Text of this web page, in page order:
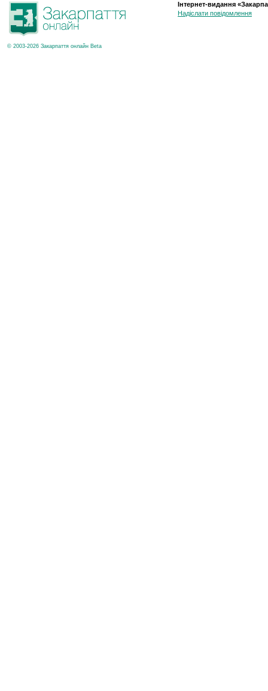
© 2003-2026 Закарпаття онлайн Beta
Інтернет-видання
Надіслати повідомлення